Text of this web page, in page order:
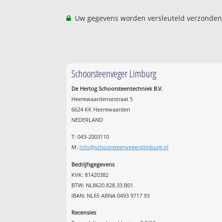
Uw gegevens worden versleuteld
Schoorsteenveger Limburg
De Hertog Schoorsteentechniek B.V.
Heerewaardensestraat 5
6624 KK Heerewaarden
NEDERLAND
T: 043-2003110
M: info@schoorsteenvegerslimburg.nl
Bedrijfsgegevens
KVK: 81420382
BTW: NL8620.828.33.B01
IBAN: NL65 ABNA 0493 9717 93
Recensies